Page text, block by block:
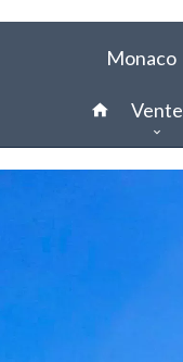
Monaco
Vente